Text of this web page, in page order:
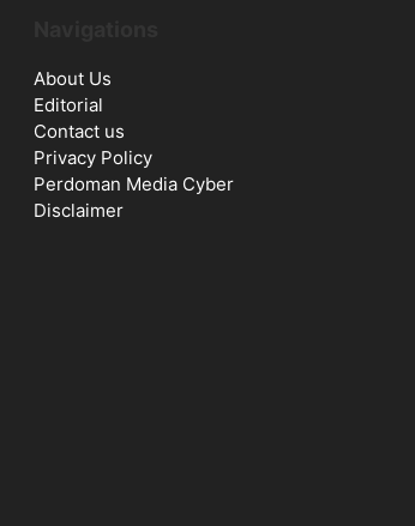
About Us
Editorial
Contact us
Privacy Policy
Perdoman Media Cyber
Disclaimer